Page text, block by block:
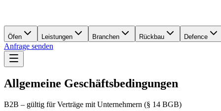
Öfen Leistungen Branchen Rückbau Defence
Anfrage senden
Allgemeine Geschäftsbedingungen
B2B – gültig für Verträge mit Unternehmern (§ 14 BGB)